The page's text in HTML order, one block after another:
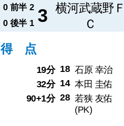
0 前半 2 3 横河武蔵野
Ｃ
0 後半 1
得 点
19分 18 石原 幸治
32分 14 本田 圭佑
90+1分 28 若狭 友佑
(PK)